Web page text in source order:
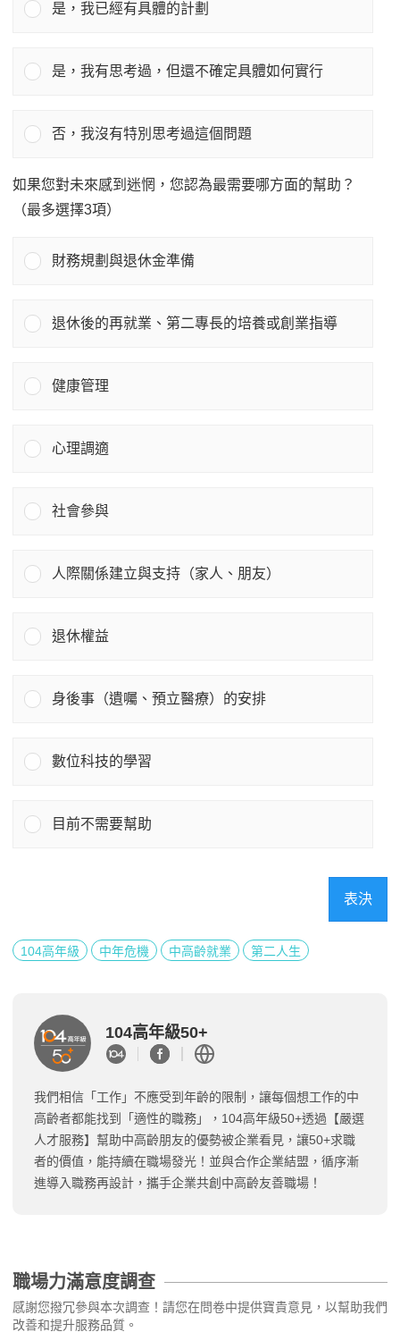
是，我已經有具體的計劃
是，我有思考過，但還不確定具體如何實行
否，我沒有特別思考過這個問題
如果您對未來感到迷惘，您認為最需要哪方面的幫助？
（最多選擇3項）
財務規劃與退休金準備
退休後的再就業、第二專長的培養或創業指導
健康管理
心理調適
社會參與
人際關係建立與支持（家人、朋友）
退休權益
身後事（遺囑、預立醫療）的安排
數位科技的學習
目前不需要幫助
表決
104高年級 中年危機 中高齡就業 第二人生
104高年級50+
我們相信「工作」不應受到年齡的限制，讓每個想工作的中
高齡者都能找到「適性的職務」，104高年級50+透過【嚴選
人才服務】幫助中高齡朋友的優勢被企業看見，讓50+求職
者的價值，能持續在職場發光！並與合作企業結盟，循序漸
進導入職務再設計，攜手企業共創中高齡友善職場！
職場力滿意度調查
感謝您撥冗參與本次調查！請您在問卷中提供寶貴意見，以幫助我們
改善和提升服務品質。